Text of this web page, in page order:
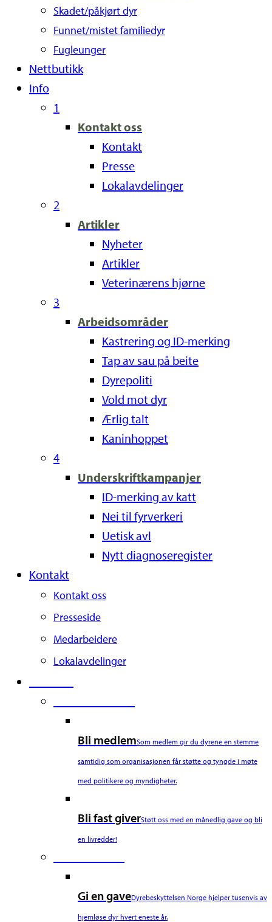
Skadet/påkjørt dyr
Funnet/mistet familiedyr
Fugleunger
Nettbutikk
Info
1
Kontakt oss
Kontakt
Presse
Lokalavdelinger
2
Artikler
Nyheter
Artikler
Veterinærens hjørne
3
Arbeidsområder
Kastrering og ID-merking
Tap av sau på beite
Dyrepoliti
Vold mot dyr
Ærlig talt
Kaninhoppet
4
Underskriftkampanjer
ID-merking av katt
Nei til fyrverkeri
Uetisk avl
Nytt diagnoseregister
Kontakt
Kontakt oss
Presseside
Medarbeidere
Lokalavdelinger
Bli medlemSom medlem gir du dyrene en stemme
samtidig som organisasjonen får støtte og tyngde i møte
med politikere og myndigheter.
Bli fast giverStøtt oss med en månedlig gave og bli
en livredder!
Gi en gaveDyrebeskyttelsen Norge hjelper tusenvis av
hjemløse dyr hvert eneste år.